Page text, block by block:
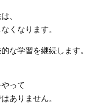
、
くなります。
な学習を継続します。
って
ありません。